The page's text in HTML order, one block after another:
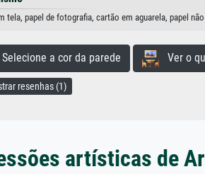
papel de fotografia, cartão em aguarela, papel
a cor da parede Ver o
resenhas (1)
artísticas de